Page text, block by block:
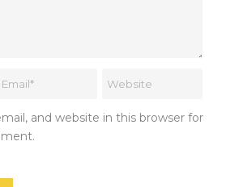
and website in this browser for